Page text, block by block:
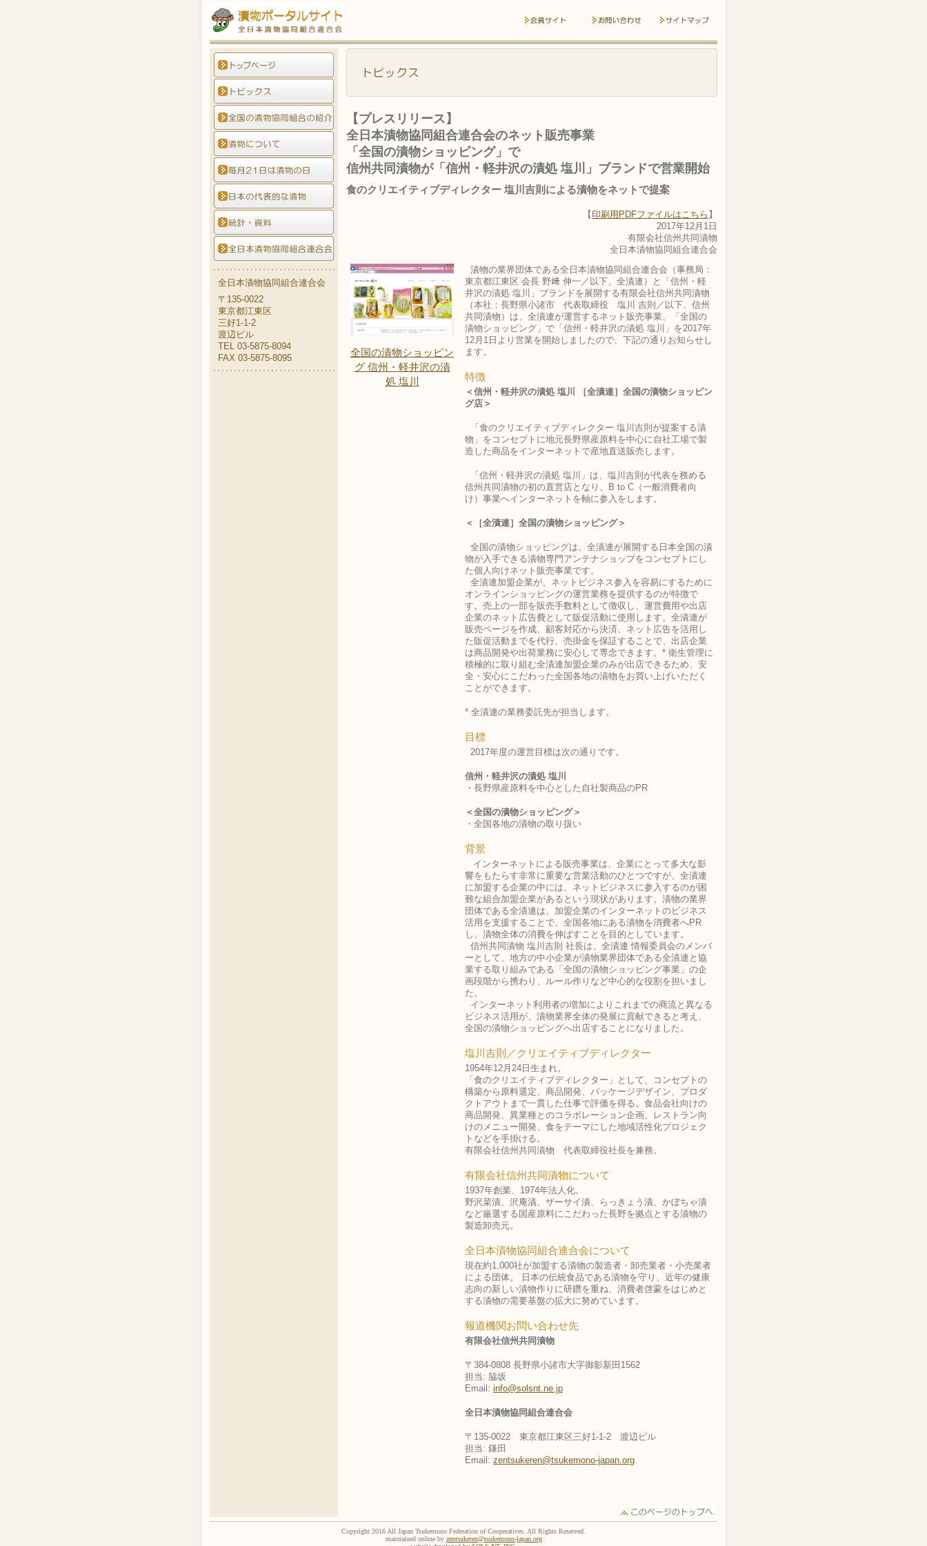
全日本漬物協同組合連合会
〒135-0022
東京都江東区
三好1-1-2
渡辺ビル
TEL 03-5875-8094
FAX 03-5875-8095
【プレスリリース】
全日本漬物協同組合連合会のネット販売事業
「全国の漬物ショッピング」で
信州共同漬物が「信州・軽井沢の漬処 塩川」ブランドで営業開始
食のクリエイティブディレクター 塩川吉則による漬物をネットで提案
【 印刷用PDFファイルはこちら 】
2017年12月1日
有限会社信州共同漬物
全日本漬物協同組合連合会
全国の漬物ショッピン
グ 信州・軽井沢の漬
処 塩川
漬物の業界団体である全日本漬物協同組合連合会（事務局：
東京都江東区 会長 野﨑 伸一／以下、全漬連）と「信州・軽
井沢の漬処 塩川」ブランドを展開する有限会社信州共同漬物
（本社：長野県小諸市 代表取締役 塩川 吉則／以下、信州
共同漬物）は、全漬連が運営するネット販売事業、「全国の
漬物ショッピング」で「信州・軽井沢の漬処 塩川」を2017年
12月1日より営業を開始しましたので、下記の通りお知らせし
ます。
特徴
＜信州・軽井沢の漬処 塩川 ［全漬連］全国の漬物ショッピン
グ店＞
「食のクリエイティブディレクター 塩川吉則が提案する漬
物」をコンセプトに地元長野県産原料を中心に自社工場で製
造した商品をインターネットで産地直送販売します。
「信州・軽井沢の漬処 塩川」は、塩川吉則が代表を務める
信州共同漬物の初の直営店となり、B to C（一般消費者向
け）事業へインターネットを軸に参入をします。
＜［全漬連］全国の漬物ショッピング＞
全国の漬物ショッピングは、全漬連が展開する日本全国の漬
物が入手できる漬物専門アンテナショップをコンセプトにし
た個人向けネット販売事業です。
全漬連加盟企業が、ネットビジネス参入を容易にするために
オンラインショッピングの運営業務を提供するのが特徴で
す。売上の一部を販売手数料として徴収し、運営費用や出店
企業のネット広告費として販促活動に使用します。全漬連が
販売ページを作成、顧客対応から決済、ネット広告を活用し
た販促活動までを代行、売掛金を保証することで、出店企業
は商品開発や出荷業務に安心して専念できます。* 衛生管理に
積極的に取り組む全漬連加盟企業のみが出店できるため、安
全・安心にこだわった全国各地の漬物をお買い上げいただく
ことができます。
* 全漬連の業務委託先が担当します。
目標
2017年度の運営目標は次の通りです。
信州・軽井沢の漬処 塩川
・長野県産原料を中心とした自社製商品のPR
＜全国の漬物ショッピング＞
・全国各地の漬物の取り扱い
背景
インターネットによる販売事業は、企業にとって多大な影
響をもたらす非常に重要な営業活動のひとつですが、全漬連
に加盟する企業の中には、ネットビジネスに参入するのが困
難な組合加盟企業があるという現状があります。漬物の業界
団体である全漬連は、加盟企業のインターネットのビジネス
活用を支援することで、全国各地にある漬物を消費者へPR
し、漬物全体の消費を伸ばすことを目的としています。
信州共同漬物 塩川吉則 社長は、全漬連 情報委員会のメンバ
ーとして、地方の中小企業が漬物業界団体である全漬連と協
業する取り組みである「全国の漬物ショッピング事業」の企
画段階から携わり、ルール作りなど中心的な役割を担いまし
た。
インターネット利用者の増加によりこれまでの商流と異なる
ビジネス活用が、漬物業界全体の発展に貢献できると考え、
全国の漬物ショッピングへ出店することになりました。
塩川吉則／クリエイティブディレクター
1954年12月24日生まれ。
「食のクリエイティブディレクター」として、コンセプトの
構築から原料選定、商品開発、パッケージデザイン、プロダ
クトアウトまで一貫した仕事で評価を得る。食品会社向けの
商品開発、異業種とのコラボレーション企画、レストラン向
けのメニュー開発、食をテーマにした地域活性化プロジェク
トなどを手掛ける。
有限会社信州共同漬物 代表取締役社長を兼務。
有限会社信州共同漬物について
1937年創業、1974年法人化。
野沢菜漬、沢庵漬、ザーサイ漬、らっきょう漬、かぼちゃ漬
など厳選する国産原料にこだわった長野を拠点とする漬物の
製造卸売元。
全日本漬物協同組合連合会について
現在約1,000社が加盟する漬物の製造者・卸売業者・小売業者
による団体。 日本の伝統食品である漬物を守り、近年の健康
志向の新しい漬物作りに研鑽を重ね、消費者啓蒙をはじめと
する漬物の需要基盤の拡大に努めています。
報道機関お問い合わせ先
有限会社信州共同漬物
〒384-0808 長野県小諸市大字御影新田1562
担当: 脇坂
Email: info@solsnt.ne.jp
全日本漬物協同組合連合会
〒135-0022 東京都江東区三好1-1-2 渡辺ビル
担当: 鎌田
Email: zentsukeren@tsukemono-japan.org
Copyright 2016 All Japan Tsukemono Federation of Cooperatives. All Rights Reserved.
maintained online by zentsukeren@tsukemono-japan.org